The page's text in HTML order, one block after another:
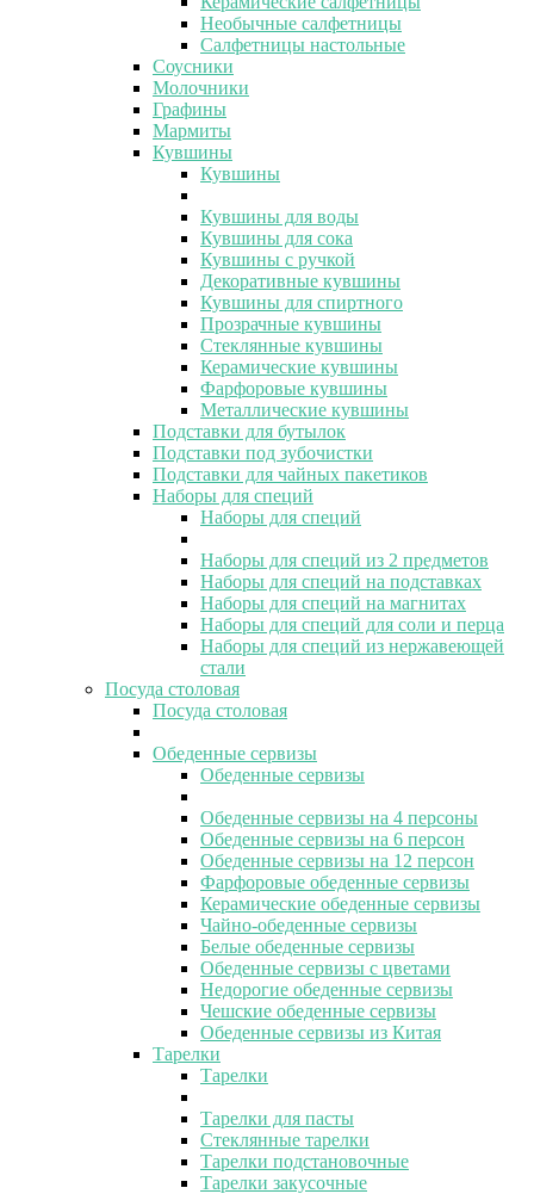
Необычные салфетницы
Салфетницы настольные
Соусники
Молочники
Графины
Мармиты
Кувшины
Кувшины
Кувшины для воды
Кувшины для сока
Кувшины с ручкой
Декоративные кувшины
Кувшины для спиртного
Прозрачные кувшины
Стеклянные кувшины
Керамические кувшины
Фарфоровые кувшины
Металлические кувшины
Подставки для бутылок
Подставки под зубочистки
Подставки для чайных пакетиков
Наборы для специй
Наборы для специй
Наборы для специй из 2 предметов
Наборы для специй на подставках
Наборы для специй на магнитах
Наборы для специй для соли и перца
Наборы для специй из нержавеющей
стали
Посуда столовая
Посуда столовая
Обеденные сервизы
Обеденные сервизы
Обеденные сервизы на 4 персоны
Обеденные сервизы на 6 персон
Обеденные сервизы на 12 персон
Фарфоровые обеденные сервизы
Керамические обеденные сервизы
Чайно-обеденные сервизы
Белые обеденные сервизы
Обеденные сервизы с цветами
Недорогие обеденные сервизы
Чешские обеденные сервизы
Обеденные сервизы из Китая
Тарелки
Тарелки
Тарелки для пасты
Стеклянные тарелки
Тарелки подстановочные
Тарелки закусочные